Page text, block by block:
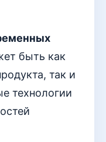
быть как
так и
технологии